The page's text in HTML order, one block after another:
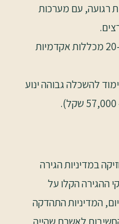
רגועה, עם מערכות
בשבדיה יש 14 האוניברסיטאות ציבוריות ו-20 מכללות אקדמיות
להשכלה גבוהה ינוע
במדיניות הגירה
ההגירה הקלו על
המדיניות התהדקה
לאשרת שהייה